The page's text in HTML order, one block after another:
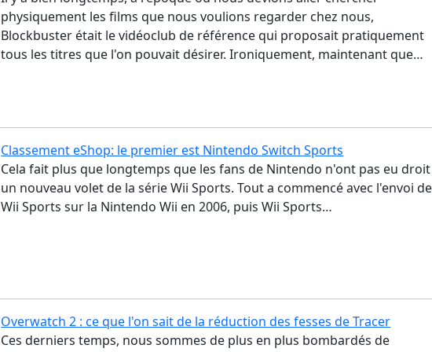
physiquement les films que nous voulions regarder chez nous,
Blockbuster était le vidéoclub de référence qui proposait pratiquement
tous les titres que l'on pouvait désirer. Ironiquement, maintenant que…
Classement eShop: le premier est Nintendo Switch Sports
Cela fait plus que longtemps que les fans de Nintendo n'ont pas eu
un nouveau volet de la série Wii Sports. Tout a commencé avec l'envoi de
Wii Sports sur la Nintendo Wii en 2006, puis Wii Sports…
Overwatch 2 : ce que l'on sait de la réduction des fesses de Tracer
Ces derniers temps, nous sommes de plus en plus bombardés de